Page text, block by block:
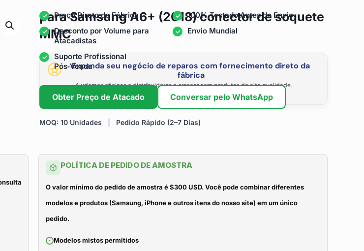
para Samsung A6+ (2018) conector de soquete
MMC
Expanda seu negócio de reparos com fornecimento direto da
fábrica
Ajudamos oficinas e distribuidores a crescer com produtos de alta qualidade,
fornecimento estável e os preços de atacado mais competitivos.
Preço Direto de Fábrica
100% Testado Antes do Envio
Desconto por Volume para
Atacadistas
Envio Mundial
Suporte Profissional
Pós‑Venda
Obter Preço de Atacado Conversar pelo WhatsApp
MOQ: 10 Unidades Pedido Rápido (2–7 Dias)
POLÍTICA DE PEDIDO DE AMOSTRA
O valor mínimo do pedido de amostra é $300 USD. Você pode combinar diferentes
modelos e produtos (Samsung, iPhone e outros itens do nosso site) em um único
pedido.
Modelos mistos permitidos